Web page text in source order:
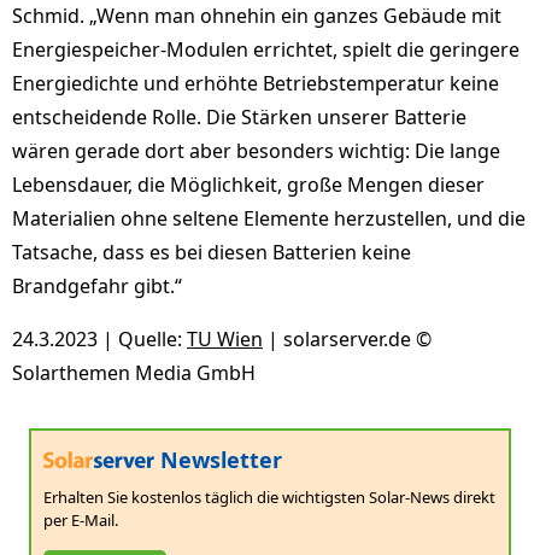
Schmid. „Wenn man ohnehin ein ganzes Gebäude mit
Energiespeicher-Modulen errichtet, spielt die geringere
Energiedichte und erhöhte Betriebstemperatur keine
entscheidende Rolle. Die Stärken unserer Batterie
wären gerade dort aber besonders wichtig: Die lange
Lebensdauer, die Möglichkeit, große Mengen dieser
Materialien ohne seltene Elemente herzustellen, und die
Tatsache, dass es bei diesen Batterien keine
Brandgefahr gibt.“
24.3.2023 | Quelle: TU Wien | solarserver.de ©
Solarthemen Media GmbH
Newsletter
Erhalten Sie kostenlos täglich die wichtigsten Solar-News direkt
per E-Mail.